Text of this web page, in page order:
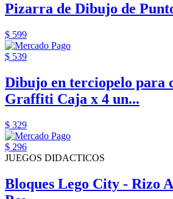
Pizarra de Dibujo de
$ 599
$ 539
Dibujo en terciopelo para
Graffiti Caja x 4 un...
$ 329
$ 296
JUEGOS DIDACTICOS
Bloques Lego City - Rizo